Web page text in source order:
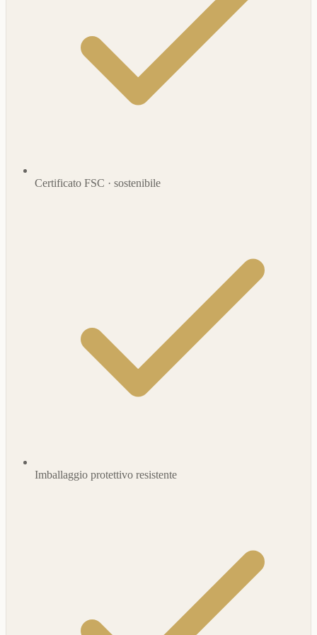
Certificato FSC · sostenibile
Imballaggio protettivo resistente